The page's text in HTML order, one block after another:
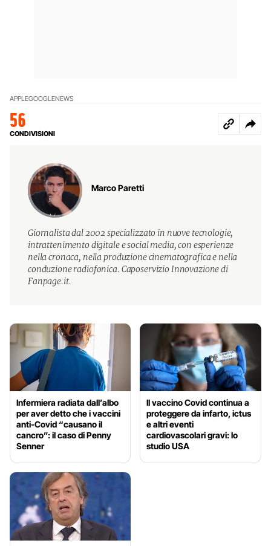
APPLEGOOGLENEWS
56
CONDIVISIONI
Marco Paretti
Giornalista dal 2002 specializzato in nuove tecnologie,
intrattenimento digitale e social media, con esperienze
nella cronaca, nella produzione cinematografica e nella
conduzione radiofonica. Caposervizio Innovazione di
Fanpage.it.
Infermiera radiata dall’albo
per aver detto che i vaccini
anti-Covid “causano il
cancro”: il caso di Penny
Senner
Il vaccino Covid continua a
proteggere da infarto, ictus
e altri eventi
cardiovascolari gravi: lo
studio USA